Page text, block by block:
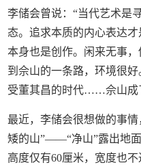
李储会曾说：“当代艺术是
态。追求本质的内心表达
本身也是创作。闲来无事，
到佘山的一条路，环境很
受董其昌的时代……佘山成
最近，李储会很想做的事
矮的山”——“净山”露出地
高度仅有60厘米，宽度也